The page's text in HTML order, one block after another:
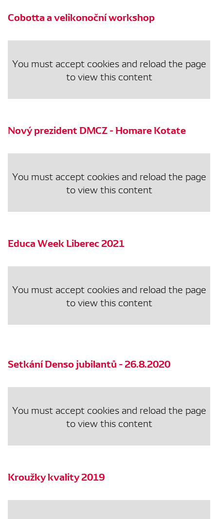
Cobotta a velikonoční workshop
You must accept cookies and reload the page
to view this content
Nový prezident DMCZ - Homare Kotate
You must accept cookies and reload the page
to view this content
Educa Week Liberec 2021
You must accept cookies and reload the page
to view this content
Setkání Denso jubilantů - 26.8.2020
You must accept cookies and reload the page
to view this content
Kroužky kvality 2019